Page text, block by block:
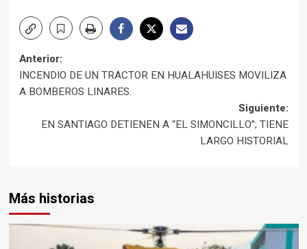
Navegación
de
entradas
Anterior:
INCENDIO DE UN TRACTOR EN HUALAHUISES MOVILIZA
A BOMBEROS LINARES.
Siguiente:
EN SANTIAGO DETIENEN A “EL SIMONCILLO”; TIENE
LARGO HISTORIAL
Más historias